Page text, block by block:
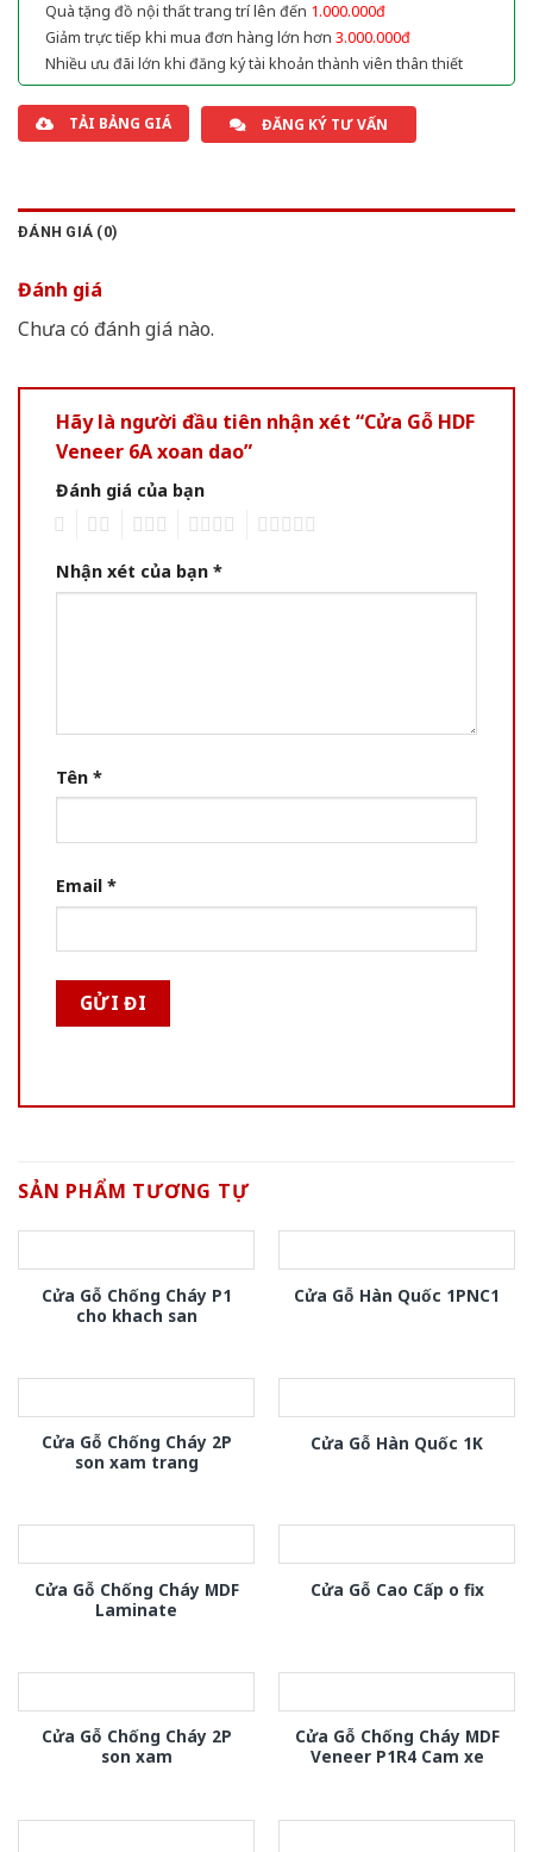
Quà tặng đồ nội thất trang trí lên đến 1.000.000đ
Giảm trực tiếp khi mua đơn hàng lớn hơn 3.000.000đ
Nhiều ưu đãi lớn khi đăng ký tài khoản thành viên thân thiết
TẢI BẢNG GIÁ ĐĂNG KÝ TƯ VẤN
ĐÁNH GIÁ (0)
Đánh giá
Chưa có đánh giá nào.
Hãy là người đầu tiên nhận xét “Cửa Gỗ HDF
Veneer 6A xoan dao”
Đánh giá của bạn
Nhận xét của bạn *
Tên *
Email *
SẢN PHẨM TƯƠNG TỰ
Cửa Gỗ Chống Cháy P1
cho khach san
Cửa Gỗ Hàn Quốc 1PNC1
Cửa Gỗ Chống Cháy 2P
son xam trang
Cửa Gỗ Hàn Quốc 1K
Cửa Gỗ Chống Cháy MDF
Laminate
Cửa Gỗ Cao Cấp o fix
Cửa Gỗ Chống Cháy 2P
son xam
Cửa Gỗ Chống Cháy MDF
Veneer P1R4 Cam xe